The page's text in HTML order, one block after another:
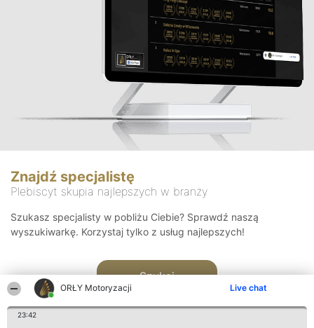
ORŁY Motoryzacji Live chat
23:42
Znajdź specjalistę
Plebiscyt skupia najlepszych w branży
Szukasz specjalisty w pobliżu Ciebie? Sprawdź naszą
wyszukiwarkę. Korzystaj tylko z usług najlepszych!
Szukaj